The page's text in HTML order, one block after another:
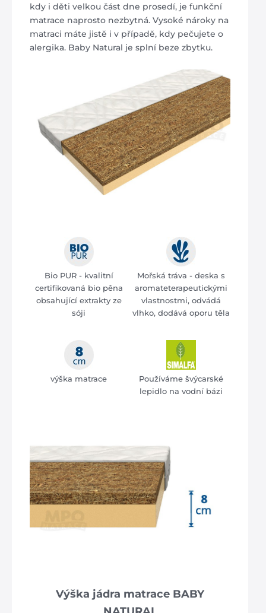
kdy i děti velkou část dne prosedí, je funkční
matrace naprosto nezbytná. Vysoké nároky na
matraci máte jistě i v případě, kdy pečujete o
alergika. Baby Natural je splní beze zbytku.
Bio PUR - kvalitní
certifikovaná bio pěna
obsahující extrakty ze
sóji
Mořská tráva - deska s
aromateterapeutickými
vlastnostmi, odvádá
vlhko, dodává oporu těla
výška matrace
Používáme švýcarské
lepidlo na vodní bázi
Výška jádra matrace BABY